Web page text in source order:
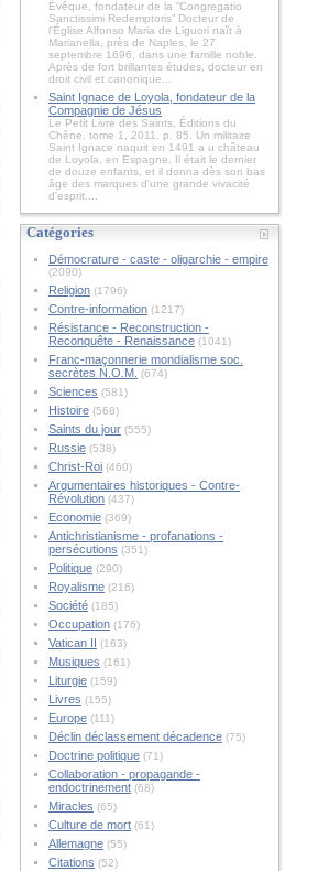
Évêque, fondateur de la “Congregatio
Sanctissimi Redemptoris” Docteur de
l'Église Alfonso Maria de Liguori naît à
Marianella, près de Naples, le 27
septembre 1696, dans une famille noble.
Après de fort brillantes études, docteur en
droit civil et canonique...
Saint Ignace de Loyola, fondateur de la
Compagnie de Jésus
Le Petit Livre des Saints, Éditions du
Chêne, tome 1, 2011, p. 85. Un militaire
Saint Ignace naquit en 1491 a u château
de Loyola, en Espagne. Il était le dernier
de douze enfants, et il donna dès son bas
âge des marques d'une grande vivacité
d'esprit....
Catégories
Démocrature - caste - oligarchie - empire
(2090)
Religion(1796)
Contre-information(1217)
Résistance - Reconstruction -
Reconquête - Renaissance(1041)
Franc-maçonnerie mondialisme soc.
secrètes N.O.M. (674)
Sciences (581)
Histoire(568)
Saints du jour(555)
Russie(538)
Christ-Roi(460)
Argumentaires historiques - Contre-
Révolution(437)
Economie(369)
Antichristianisme - profanations -
persécutions (351)
Politique(290)
Royalisme(216)
Société(185)
Occupation(176)
Vatican II (163)
Musiques (161)
Liturgie(159)
Livres (155)
Europe(111)
Déclin déclassement décadence(75)
Doctrine politique(71)
Collaboration - propagande -
endoctrinement(68)
Miracles (65)
Culture de mort(61)
Allemagne(55)
Citations (52)